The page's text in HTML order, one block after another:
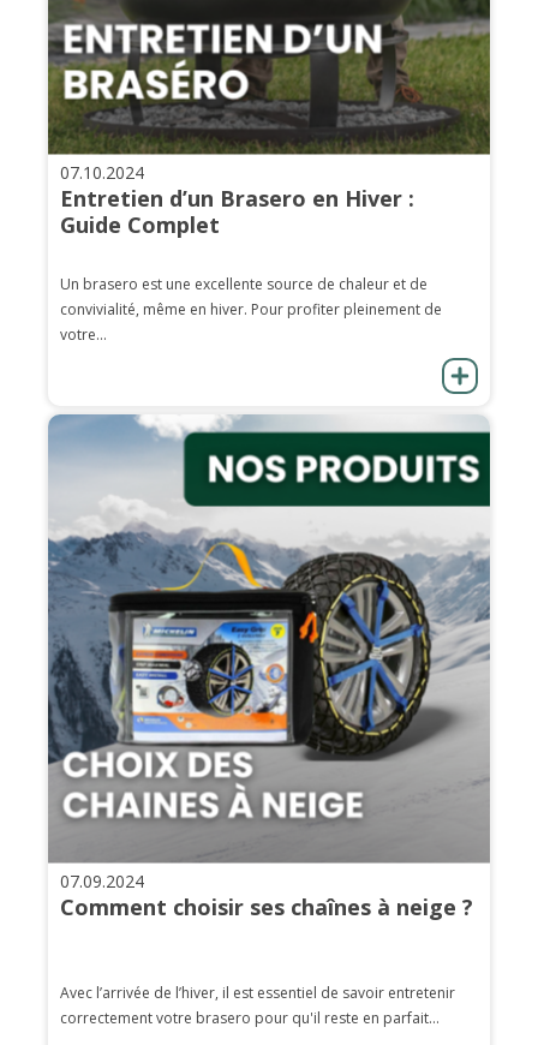
07.10.2024
Entretien d’un Brasero en Hiver :
Guide Complet
Un brasero est une excellente source de chaleur et de
convivialité, même en hiver. Pour profiter pleinement de
votre...
07.09.2024
Comment choisir ses chaînes à neige ?
Avec l’arrivée de l’hiver, il est essentiel de savoir entretenir
correctement votre brasero pour qu'il reste en parfait...